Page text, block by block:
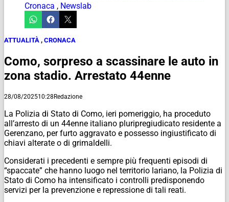
Cronaca , Newslab
ATTUALITÀ , CRONACA
Como, sorpreso a scassinare le auto in
zona stadio. Arrestato 44enne
28/08/202510:28Redazione
La Polizia di Stato di Como, ieri pomeriggio, ha proceduto
all’arresto di un 44enne italiano pluripregiudicato residente a
Gerenzano, per furto aggravato e possesso ingiustificato di
chiavi alterate o di grimaldelli.
Considerati i precedenti e sempre più frequenti episodi di
“spaccate” che hanno luogo nel territorio lariano, la Polizia di
Stato di Como ha intensificato i controlli predisponendo
servizi per la prevenzione e repressione di tali reati.